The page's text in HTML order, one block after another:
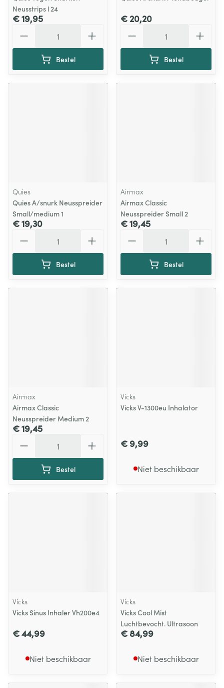
Neusstrips l 24
€ 19,95
Bestel
€ 20,20
Bestel
Quies
Quies A/snurk Neusspreider
Small/medium 1
€ 19,30
Bestel
Airmax
Airmax Classic
Neusspreider Small 2
€ 19,45
Bestel
Airmax
Airmax Classic
Neusspreider Medium 2
€ 19,45
Bestel
Vicks
Vicks V-1300eu Inhalator
€ 9,99
Niet beschikbaar
Vicks
Vicks Sinus Inhaler Vh200e4
€ 44,99
Niet beschikbaar
Vicks
Vicks Cool Mist
Luchtbevocht. Ultrasoon
€ 84,99
Niet beschikbaar